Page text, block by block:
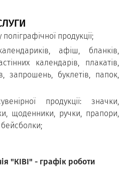
продукції;
афіш, бланків,
календарів, плакатів,
запрошень, буклетів, папок,
продукції: значки,
щоденники, ручки, прапори,
"КІВІ" - графік роботи